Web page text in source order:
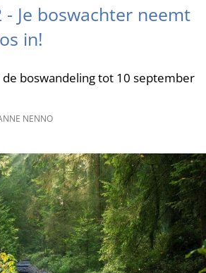
- Je boswachter neemt
in!
boswandeling tot 10 september
NENNO